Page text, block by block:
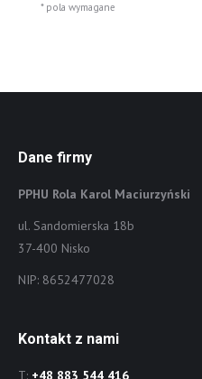
* pola wymagane
Dane firmy
PPHU Rola Karol Maciurzyński
ul. Sandomierska 18b
37-400 Nisko
NIP: 8652477028
Kontakt z nami
T: +48 883 544 416